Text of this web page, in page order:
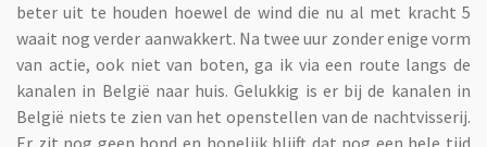
beter uit te houden hoewel de wind die nu al met kracht 5
waait nog verder aanwakkert. Na twee uur zonder enige vorm
van actie, ook niet van boten, ga ik via een route langs de
kanalen in België naar huis. Gelukkig is er bij de kanalen in
België niets te zien van het openstellen van de nachtvisserij.
Er zit nog geen hond en hopelijk blijft dat nog een hele tijd